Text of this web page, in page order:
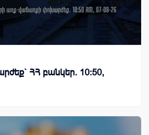
ՀՀ բանկեր. 10:50,